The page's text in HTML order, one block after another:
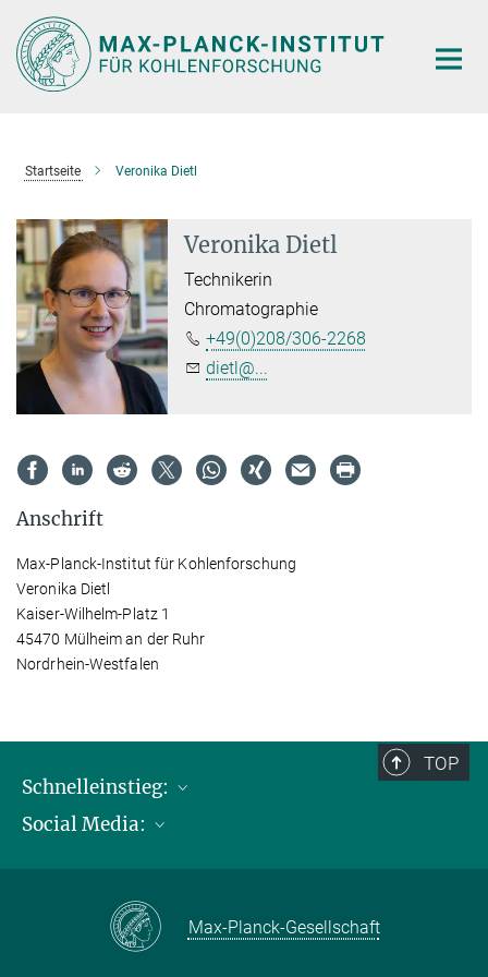
Hauptinhalt
Startseite Veronika Dietl
Veronika Dietl
Technikerin
Chromatographie
+49(0)208/306-2268
dietl@...
Anschrift
Max-Planck-Institut für Kohlenforschung
Veronika Dietl
Kaiser-Wilhelm-Platz 1
45470 Mülheim an der Ruhr
Nordrhein-Westfalen
TOP
Schnelleinstieg:
Publikationen
Kontakt und Anfahrtsbeschreibung
Social Media:
Max-Planck-Gesellschaft